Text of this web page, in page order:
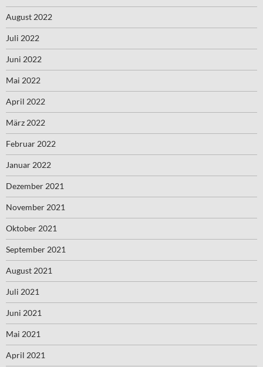
August 2022
Juli 2022
Juni 2022
Mai 2022
April 2022
März 2022
Februar 2022
Januar 2022
Dezember 2021
November 2021
Oktober 2021
September 2021
August 2021
Juli 2021
Juni 2021
Mai 2021
April 2021